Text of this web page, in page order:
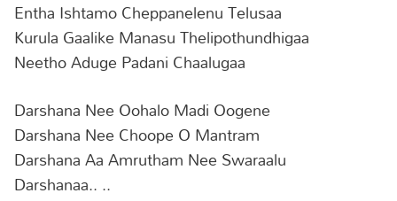
Entha Ishtamo Cheppanelenu Telusaa
Kurula Gaalike Manasu Thelipothundhigaa
Neetho Aduge Padani Chaalugaa
Darshana Nee Oohalo Madi Oogene
Darshana Nee Choope O Mantram
Darshana Aa Amrutham Nee Swaraalu
Darshanaa.. ..